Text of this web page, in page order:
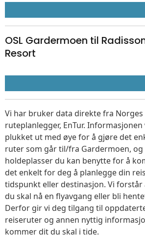
OSL Gardermoen til
Resort
Vi har bruker data direkte fra Norges
ruteplanlegger, EnTur.
plukket ut med øye for å gjøre det
ruter som går til/fra Gardermoen, og
holdeplasser du kan benytte for å
det enkelt for deg å planlegge din
tidspunkt eller destinasjon. Vi
du skal nå en flyavgang eller bli
Derfor gir vi deg tilgang til
reiseruter og annen nyttig
kommer dit du skal i tide.